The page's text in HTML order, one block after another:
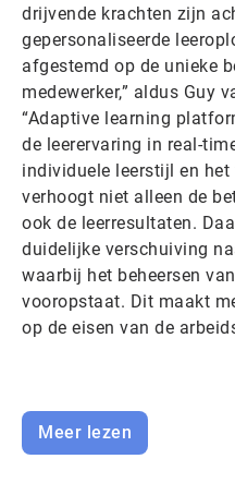
drijvende krachten zijn
gepersonaliseerde
afgestemd op de unieke
medewerker,” aldus Guy
“Adaptive learning
de leerervaring in real-
individuele leerstijl en het
verhoogt niet alleen de
ook de leerresultaten.
duidelijke verschuiving
waarbij het beheersen
vooropstaat. Dit maakt
op de eisen van de
Meer lezen